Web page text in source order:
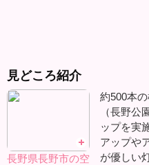
見どころ紹介
長野県長野市の空
約500本
（長野公
ップを実
アップや
が優しい